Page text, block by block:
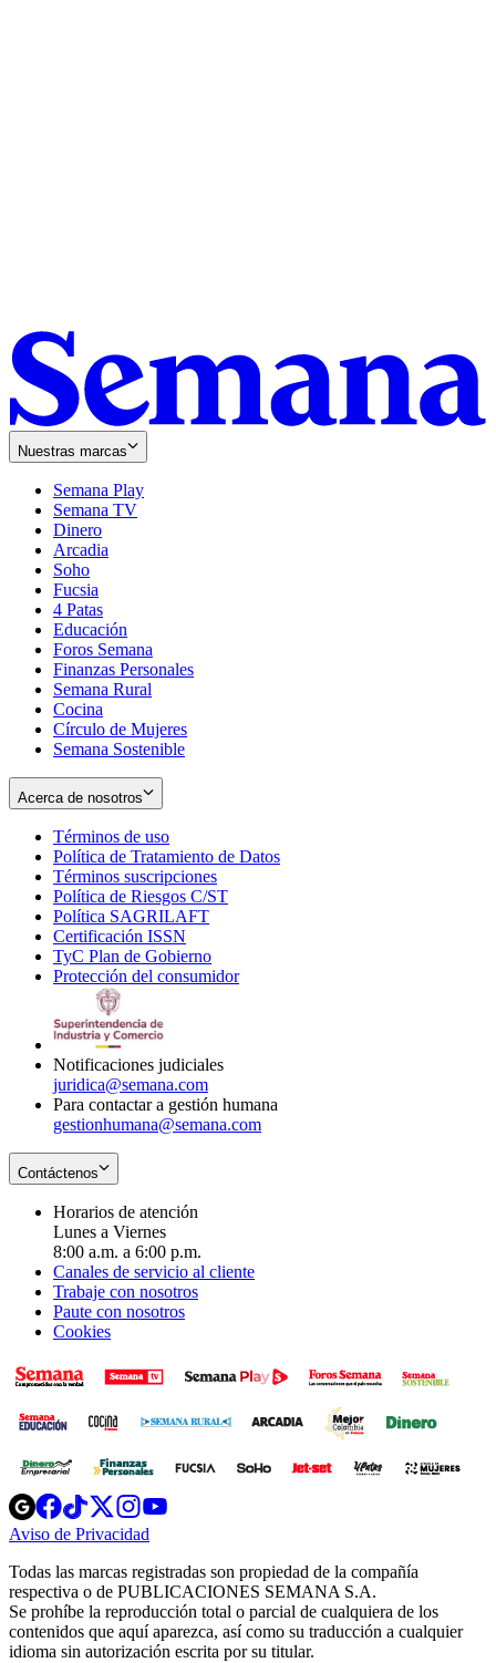
Nuestras marcas
Semana Play
Semana TV
Dinero
Arcadia
Soho
in
new
window
Fucsia
in
new
window
4 Patas
Educación
Foros Semana
Finanzas Personales
Semana Rural
Cocina
Círculo de Mujeres
Semana Sostenible
Acerca de nosotros
Términos de uso
in
new
window
Política de Tratamiento de Datos
Términos suscripciones
in
Política de Riesgos C/ST
Política SAGRILAFT
new
window
Certificación ISSN
in
new
TyC Plan de Gobierno
in
Protección del consumidorOpens
Notificaciones judiciales
juridica@semana.com
Para contactar a gestión humana
gestionhumana@semana.com
Contáctenos
Horarios de atención
Lunes a Viernes
8:00 a.m. a 6:00 p.m.
Canales de servicio al cliente
Trabaje con nosotros
Paute con nosotros
Cookies
Opens
in
new
Opens
in
new
Opens
in
new
window
Opens
new
windowwindow
Aviso de Privacidad
new
window
Todas las marcas registradas son propiedad de la compañía
respectiva o de PUBLICACIONES SEMANA S.A.
Se prohíbe la reproducción total o parcial de cualquiera de los
contenidos que aquí aparezca, así como su traducción a cualquier
idioma sin autorización escrita por su titular.